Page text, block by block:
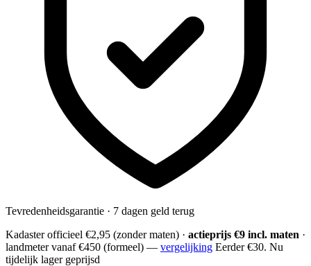
Tevredenheidsgarantie · 7 dagen geld terug
Kadaster officieel €2,95 (zonder maten) · actieprijs €9 incl. maten ·
landmetervanaf €450 (formeel) — vergelijking Eerder €30. Nu
tijdelijk lager geprijsd